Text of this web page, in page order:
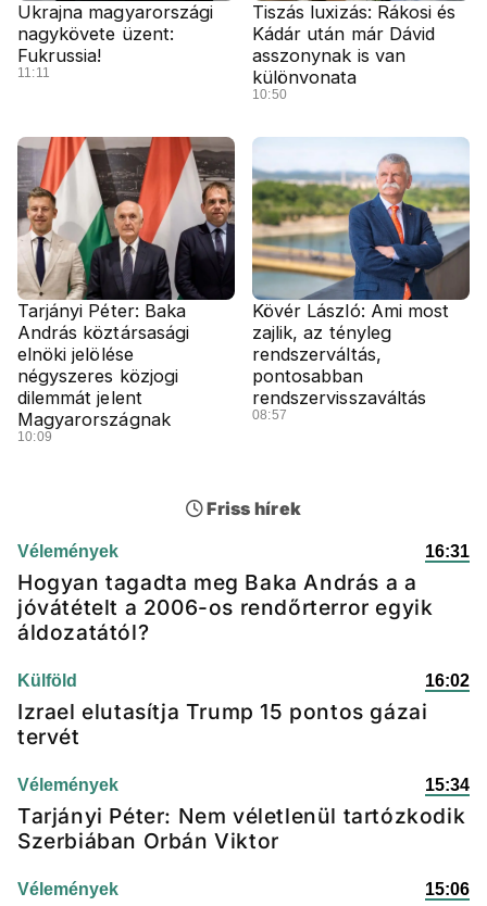
Ukrajna magyarországi
nagykövete üzent:
Fukrussia!
11:11
Tiszás luxizás: Rákosi és
Kádár után már Dávid
asszonynak is van
különvonata
10:50
Tarjányi Péter: Baka
András köztársasági
elnöki jelölése
négyszeres közjogi
dilemmát jelent
Magyarországnak
10:09
Kövér László: Ami most
zajlik, az tényleg
rendszerváltás,
pontosabban
rendszervisszaváltás
08:57
Friss hírek
Vélemények 16:31
Hogyan tagadta meg Baka András a a
jóvátételt a 2006-os rendőrterror egyik
áldozatától?
Külföld 16:02
Izrael elutasítja Trump 15 pontos gázai
tervét
Vélemények 15:34
Tarjányi Péter: Nem véletlenül tartózkodik
Szerbiában Orbán Viktor
Vélemények 15:06